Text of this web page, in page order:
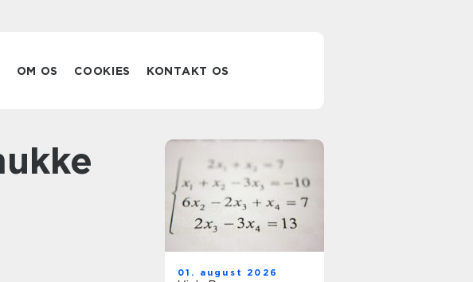
OM OS COOKIES KONTAKT OS
01. august 2026